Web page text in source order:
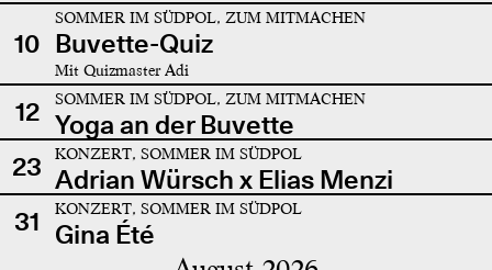
10
SOMMER IM SÜDPOL, ZUM MITMACHEN
Buvette-Quiz
Mit Quizmaster Adi
12 SOMMER IM SÜDPOL, ZUM MITMACHEN
Yoga an der Buvette
23
KONZERT, SOMMER IM SÜDPOL
Adrian Würsch x Elias Menzi
31
KONZERT, SOMMER IM SÜDPOL
Gina Été